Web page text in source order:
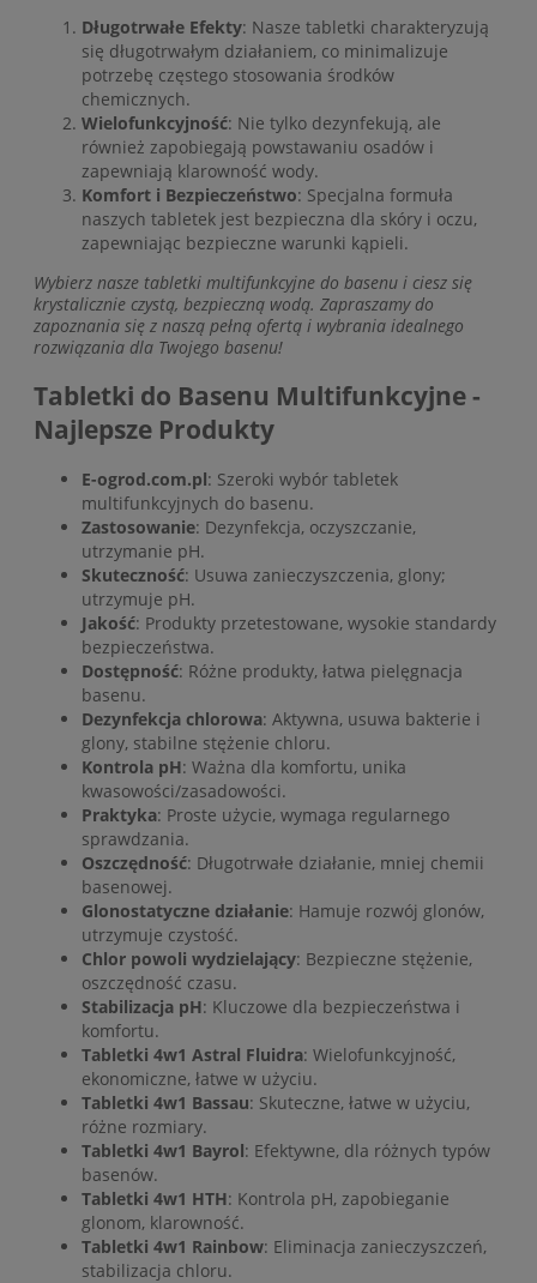
Długotrwałe Efekty: Nasze tabletki charakteryzują
się długotrwałym działaniem, co minimalizuje
potrzebę częstego stosowania środków
chemicznych.
Wielofunkcyjność: Nie tylko dezynfekują, ale
również zapobiegają powstawaniu osadów i
zapewniają klarowność wody.
Komfort i Bezpieczeństwo: Specjalna formuła
naszych tabletek jest bezpieczna dla skóry i oczu,
zapewniając bezpieczne warunki kąpieli.
Wybierz nasze tabletki multifunkcyjne do basenu i ciesz się
krystalicznie czystą, bezpieczną wodą. Zapraszamy do
zapoznania się z naszą pełną ofertą i wybrania idealnego
rozwiązania dla Twojego basenu!
Tabletki do Basenu Multifunkcyjne -
Najlepsze Produkty
E-ogrod.com.pl: Szeroki wybór tabletek
multifunkcyjnych do basenu.
Zastosowanie: Dezynfekcja, oczyszczanie,
utrzymanie pH.
Skuteczność: Usuwa zanieczyszczenia, glony;
utrzymuje pH.
Jakość: Produkty przetestowane, wysokie standardy
bezpieczeństwa.
Dostępność: Różne produkty, łatwa pielęgnacja
basenu.
Dezynfekcja chlorowa: Aktywna, usuwa bakterie i
glony, stabilne stężenie chloru.
Kontrola pH: Ważna dla komfortu, unika
kwasowości/zasadowości.
Praktyka: Proste użycie, wymaga regularnego
sprawdzania.
Oszczędność: Długotrwałe działanie, mniej chemii
basenowej.
Glonostatyczne działanie: Hamuje rozwój glonów,
utrzymuje czystość.
Chlor powoli wydzielający: Bezpieczne stężenie,
oszczędność czasu.
Stabilizacja pH: Kluczowe dla bezpieczeństwa i
komfortu.
Tabletki 4w1 Astral Fluidra: Wielofunkcyjność,
ekonomiczne, łatwe w użyciu.
Tabletki 4w1 Bassau: Skuteczne, łatwe w użyciu,
różne rozmiary.
Tabletki 4w1 Bayrol: Efektywne, dla różnych typów
basenów.
Tabletki 4w1 HTH: Kontrola pH, zapobieganie
glonom, klarowność.
Tabletki 4w1 Rainbow: Eliminacja zanieczyszczeń,
stabilizacja chloru.